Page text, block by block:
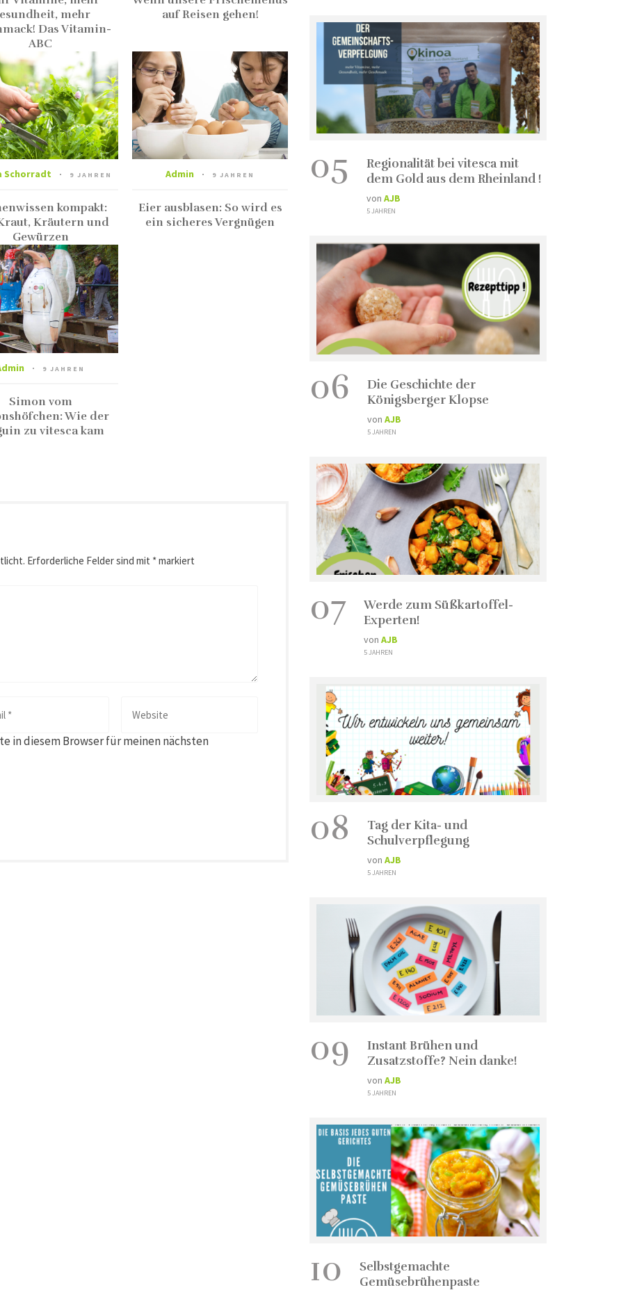
mehr
Das Vitamin-
ABC
auf Reisen gehen!
Schorradt 9 JAHREN
kompakt:
Kräutern und
Gewürzen
Admin 9 JAHREN
Eier ausblasen: So wird es
ein sicheres Vergnügen
9 JAHREN
Simon vom
Wie der
zu vitesca kam
Erforderliche Felder sind mit *markiert
in diesem Browser für meinen nächsten
05
Regionalität bei vitesca mit
dem Gold aus dem Rheinland !
von AJB
5 JAHREN
06
Die Geschichte der
Königsberger Klopse
von AJB
5 JAHREN
07
Werde zum Süßkartoffel-
Experten!
von AJB
5 JAHREN
08
Tag der Kita- und
Schulverpflegung
von AJB
5 JAHREN
09
Instant Brühen und
Zusatzstoffe? Nein danke!
von AJB
5 JAHREN
10
Selbstgemachte
Gemüsebrühenpaste